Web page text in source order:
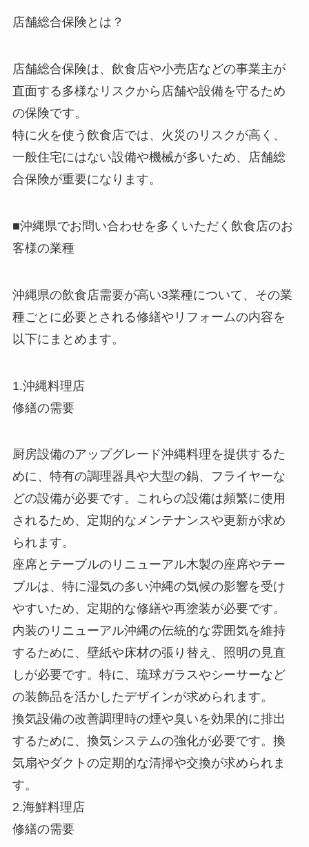
店舗総合保険とは？
店舗総合保険は、飲食店や小売店などの事業主が
直面する多様なリスクから店舗や設備を守るため
の保険です。
特に火を使う飲食店では、火災のリスクが高く、
一般住宅にはない設備や機械が多いため、店舗総
合保険が重要になります。
■沖縄県でお問い合わせを多くいただく飲食店のお
客様の業種
沖縄県の飲食店需要が高い3業種について、その業
種ごとに必要とされる修繕やリフォームの内容を
以下にまとめます。
1.沖縄料理店
修繕の需要
厨房設備のアップグレード沖縄料理を提供するた
めに、特有の調理器具や大型の鍋、フライヤーな
どの設備が必要です。これらの設備は頻繁に使用
されるため、定期的なメンテナンスや更新が求め
られます。
座席とテーブルのリニューアル木製の座席やテー
ブルは、特に湿気の多い沖縄の気候の影響を受け
やすいため、定期的な修繕や再塗装が必要です。
内装のリニューアル沖縄の伝統的な雰囲気を維持
するために、壁紙や床材の張り替え、照明の見直
しが必要です。特に、琉球ガラスやシーサーなど
の装飾品を活かしたデザインが求められます。
換気設備の改善調理時の煙や臭いを効果的に排出
するために、換気システムの強化が必要です。換
気扇やダクトの定期的な清掃や交換が求められま
す。
2.海鮮料理店
修繕の需要